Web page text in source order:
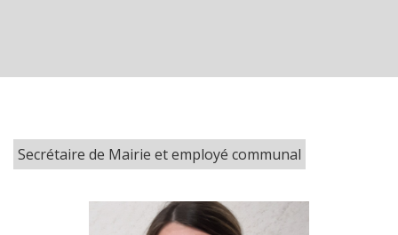
Secrétaire de Mairie et employé communal